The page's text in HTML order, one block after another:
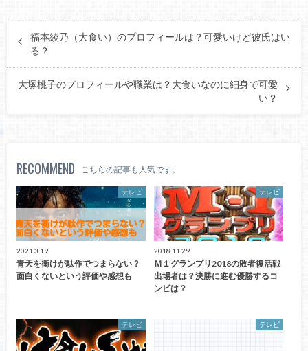
福本綾乃（大食い）のプロフィールは？可愛いけど彼氏はい
る？
大塚桃子のプロフィールや職業は？大食いなのに細身で可愛
い？
RECOMMEND こちらの記事も人気です。
テレビ
2021.3.19
青天を衝けが駄作でつまらない？
面白くないという評価や感想も
テレビ
2018.11.29
Ｍ１グランプリ2018の敗者復活戦
出場者は？決勝に進む優勝するコ
ンビは？
テレビ テレビ